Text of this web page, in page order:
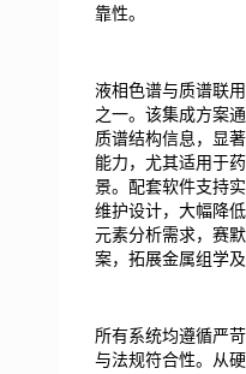
靠性。
液相色谱与质谱联
之一。该集成方案
质谱结构信息，显
能力，尤其适用于
景。配套软件支持
维护设计，大幅降
元素分析需求，赛
案，拓展金属组学
所有系统均遵循严
与法规符合性。从